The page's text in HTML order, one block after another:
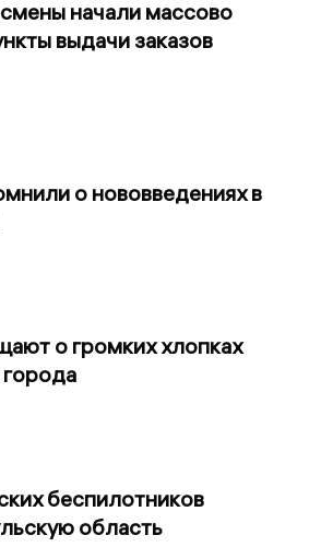
начали массово
выдачи заказов
о нововведениях в
о громких хлопках
беспилотников
область